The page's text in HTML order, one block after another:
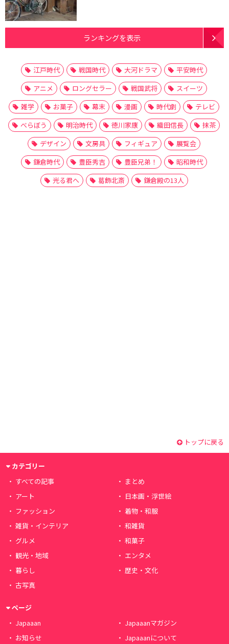
ランキングを表示
江戸時代 戦国時代 大河ドラマ
平安時代
アニメ
ロングセラー 戦国武将
スイーツ
雑学
お菓子 幕末 漫画 時代劇
テレビ
べらぼう
明治時代 徳川家康 織田信長
抹茶
デザイン
文房具 フィギュア
展覧会
鎌倉時代
豊臣秀吉 豊臣兄弟！
昭和時代
光る君へ
葛飾北斎 鎌倉殿の13人
トップに戻る
カテゴリー
すべての記事
まとめ
アート
日本画・浮世絵
ファッション
着物・和服
雑貨・インテリア
和雑貨
グルメ
和菓子
観光・地域
エンタメ
暮らし
歴史・文化
古写真
ページ
Japaaan
Japaaanマガジン
お知らせ
Japaaanについて